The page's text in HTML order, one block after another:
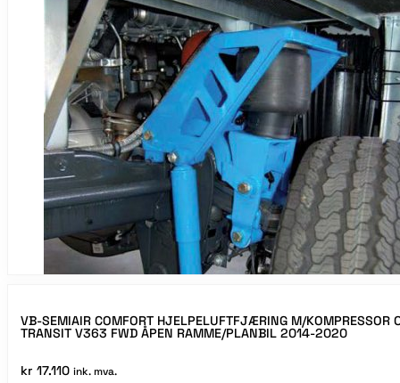
VB-SEMIAIR COMFORT HJELPELUFTFJÆRING M/KOMPRESSOR
TRANSIT V363 FWD ÅPEN RAMME/PLANBIL 2014-2020
kr 17.110 ink. mva.